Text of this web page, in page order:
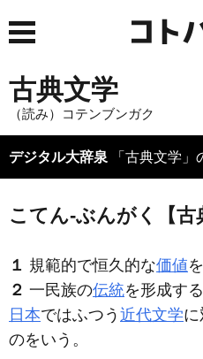
古典文学
（読み）コテンブンガク
デジタル大辞泉 「古典文学」
こてん‐ぶんがく【古
１ 規範的で恒久的な価値
２ 一民族の伝統を形成する
日本ではふつう 近代文学に
のをいう。